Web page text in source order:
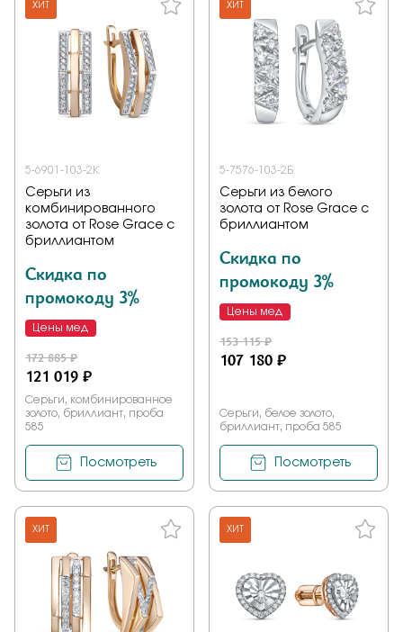
ХИТ
5-6901-103-2К
Серьги из
комбинированного
золота от Rose Grace с
бриллиантом
Скидка по
промокоду 3%
Цены мед
172 885 ₽
121 019 ₽
Серьги, комбинированное
золото, бриллиант, проба
585
Посмотреть
ХИТ
5-7576-103-2Б
Серьги из белого
золота от Rose Grace с
бриллиантом
Скидка по
промокоду 3%
Цены мед
153 115 ₽
107 180 ₽
Серьги, белое золото,
бриллиант, проба 585
Посмотреть
ХИТ ХИТ